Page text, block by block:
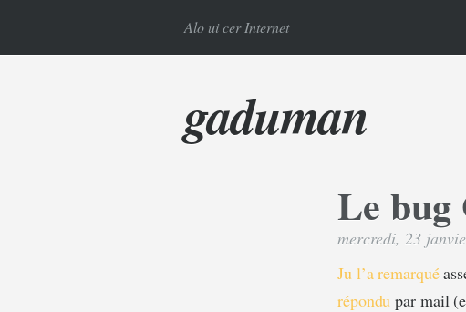
Alo ui cer Internet
gaduman
Le bug
mercredi, 23
Ju l’a remarqué
répondu par mail